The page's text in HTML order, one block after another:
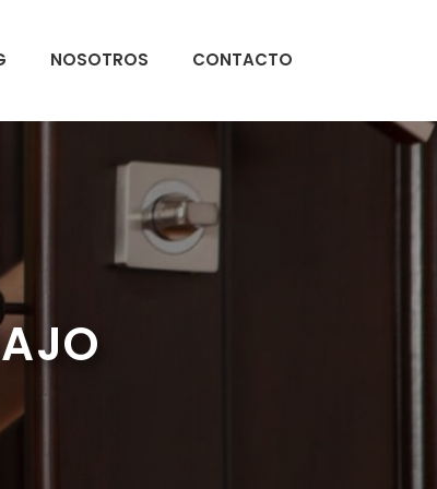
NOSOTROS CONTACTO